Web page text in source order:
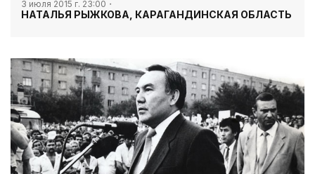
3 июля 2015 г. 23:00
НАТАЛЬЯ РЫЖКОВА, КАРАГАНДИНСКАЯ ОБЛАСТЬ